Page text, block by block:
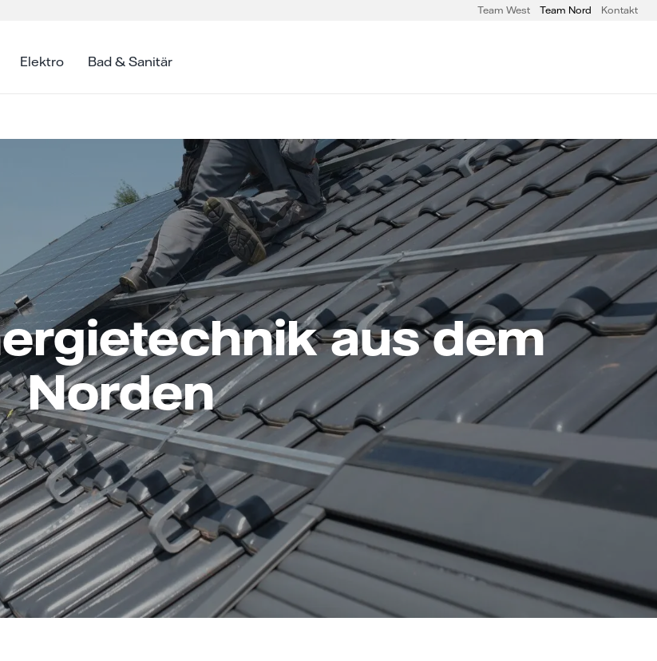
Team West Team Nord Kontakt
Elektro Bad & Sanitär
aus dem
Norden